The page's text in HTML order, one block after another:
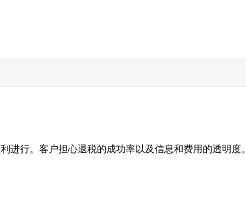
行。客户担心退税的成功率以及信息和费用的透明度。